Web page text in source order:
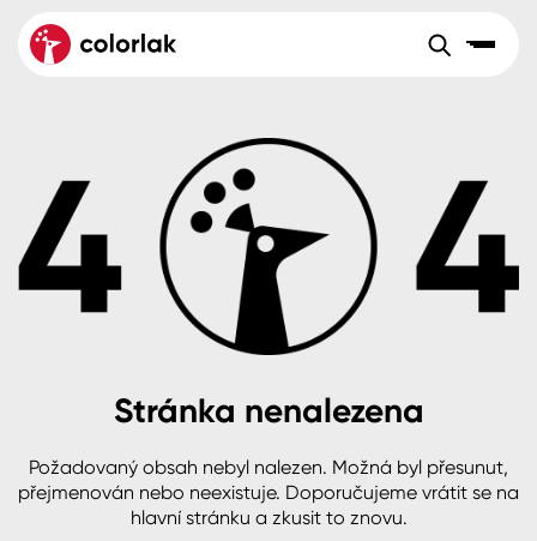
Velkoobchod Sortiment
Aktuality
Reference
O společnosti
B2B +420 800 145 555Po – Pá: 8:00–15:00
Česko
Slovensko Polsko Worldwide
Dřevo
Beton, asfalt, minerální podklady
Plast, sklo, keramika
Stěny
Fasády
Colorlak Dekor
Colorlak Profi
Colorlak Pta
Stránka nenalezena
Požadovaný obsah nebyl nalezen. Možná byl přesunut,
přejmenován nebo neexistuje. Doporučujeme vrátit se na
hlavní stránku a zkusit to znovu.